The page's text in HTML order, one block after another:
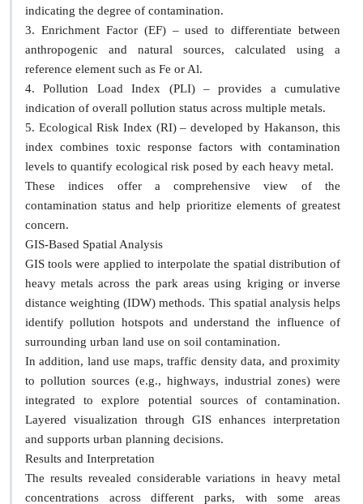
indicating the degree of contamination.
3. Enrichment Factor (EF) – used to differentiate between
anthropogenic and natural sources, calculated using a
reference element such as Fe or Al.
4. Pollution Load Index (PLI) – provides a cumulative
indication of overall pollution status across multiple metals.
5. Ecological Risk Index (RI) – developed by Hakanson, this
index combines toxic response factors with contamination
levels to quantify ecological risk posed by each heavy metal.
These indices offer a comprehensive view of the
contamination status and help prioritize elements of greatest
concern.
GIS-Based Spatial Analysis
GIS tools were applied to interpolate the spatial distribution of
heavy metals across the park areas using kriging or inverse
distance weighting (IDW) methods. This spatial analysis helps
identify pollution hotspots and understand the influence of
surrounding urban land use on soil contamination.
In addition, land use maps, traffic density data, and proximity
to pollution sources (e.g., highways, industrial zones) were
integrated to explore potential sources of contamination.
Layered visualization through GIS enhances interpretation
and supports urban planning decisions.
Results and Interpretation
The results revealed considerable variations in heavy metal
concentrations across different parks, with some areas